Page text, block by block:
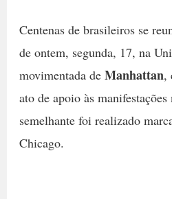
Centenas de brasileiros se
de ontem, segunda, 17, na
movimentada de Manhattan,
ato de apoio às
semelhante foi realizado
Chicago.